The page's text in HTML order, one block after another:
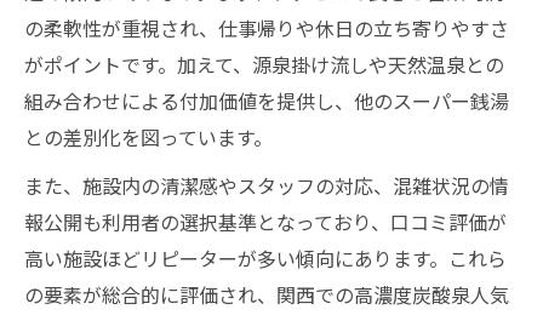
の柔軟性が重視され、仕事帰りや休日の立ち寄りやすさ
がポイントです。加えて、源泉掛け流しや天然温泉との
組み合わせによる付加価値を提供し、他のスーパー銭湯
との差別化を図っています。
また、施設内の清潔感やスタッフの対応、混雑状況の情
報公開も利用者の選択基準となっており、口コミ評価が
高い施設ほどリピーターが多い傾向にあります。これら
の要素が総合的に評価され、関西での高濃度炭酸泉人気